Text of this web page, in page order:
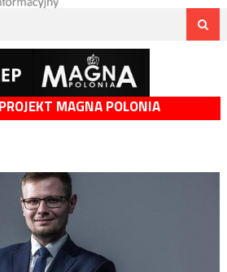
MAGNA POLONIA